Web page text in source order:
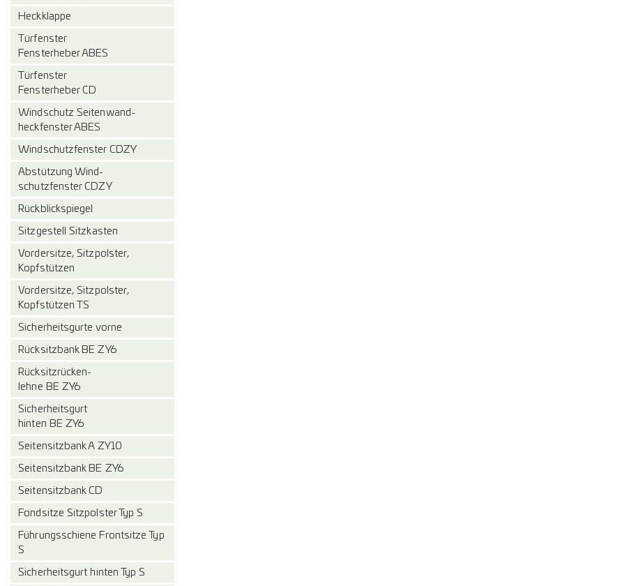
Heckklappe
Türfenster
Fensterheber ABES
Türfenster
Fensterheber CD
Windschutz Seitenwand-
heckfenster ABES
Windschutzfenster CDZY
Abstützung Wind-
schutzfenster CDZY
Rückblickspiegel
Sitzgestell Sitzkasten
Vordersitze, Sitzpolster,
Kopfstützen
Vordersitze, Sitzpolster,
Kopfstützen TS
Sicherheitsgurte vorne
Rücksitzbank BE ZY6
Rücksitzrücken-
lehne BE ZY6
Sicherheitsgurt
hinten BE ZY6
Seitensitzbank A ZY10
Seitensitzbank BE ZY6
Seitensitzbank CD
Fondsitze Sitzpolster Typ S
Führungsschiene Frontsitze Typ
S
Sicherheitsgurt hinten Typ S